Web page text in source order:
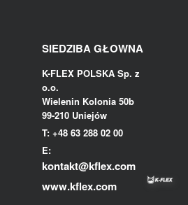
SIEDZIBA GŁOWNA
K-FLEX POLSKA Sp. z
o.o.
Wielenin Kolonia 50b
99-210 Uniejów
T: +48 63 288 02 00
E:
kontakt@kflex.com
www.kflex.com